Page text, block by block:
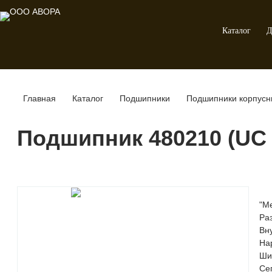
Каталог
Главная Каталог Подшипники Подшипники
Подшипник 480210 (UC